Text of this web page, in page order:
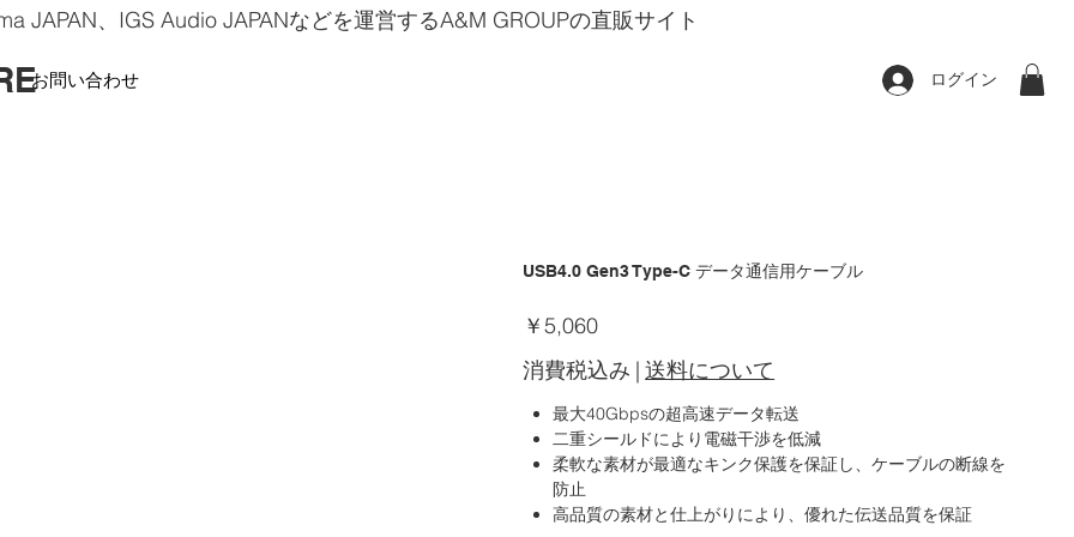
JAPAN、IGS Audio JAPANなどを運営するA&M GROUPの直販サイト
ログイン
お問い合わせ
USB4.0 Gen3 Type-C データ通信用ケーブル
価
格
￥5,060
消費税込み | 送料について
最大40Gbpsの超高速データ転送
二重シールドにより電磁干渉を低減
柔軟な素材が最適なキンク保護を保証し、ケーブルの断線を
防止
高品質の素材と仕上がりにより、優れた伝送品質を保証